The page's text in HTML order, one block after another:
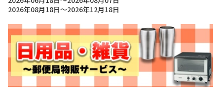
2026年08月18日～2026年12月18日